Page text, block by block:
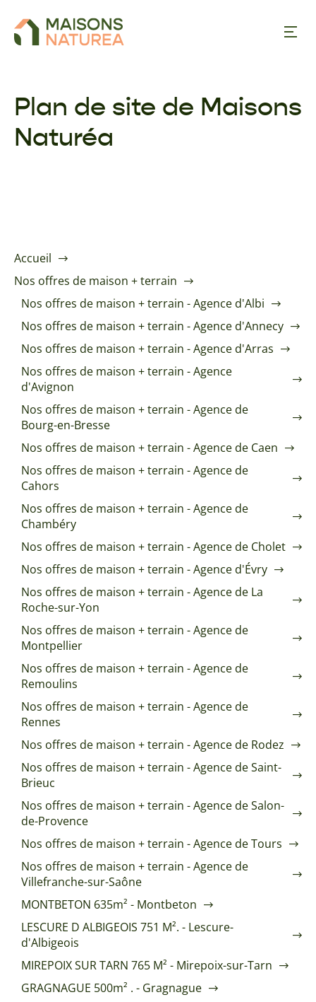
Nos réalisations
Trouver une agence
Contact
Plan de site de Maisons
Naturéa
Accueil
Nos offres de maison + terrain
Nos offres de maison + terrain - Agence d'Albi
Nos offres de maison + terrain - Agence d'Annecy
Nos offres de maison + terrain - Agence d'Arras
Nos offres de maison + terrain - Agence
d'Avignon
Nos offres de maison + terrain - Agence de
Bourg-en-Bresse
Nos offres de maison + terrain - Agence de Caen
Nos offres de maison + terrain - Agence de
Cahors
Nos offres de maison + terrain - Agence de
Chambéry
Nos offres de maison + terrain - Agence de Cholet
Nos offres de maison + terrain - Agence d'Évry
Nos offres de maison + terrain - Agence de La
Roche-sur-Yon
Nos offres de maison + terrain - Agence de
Montpellier
Nos offres de maison + terrain - Agence de
Remoulins
Nos offres de maison + terrain - Agence de
Rennes
Nos offres de maison + terrain - Agence de Rodez
Nos offres de maison + terrain - Agence de Saint-
Brieuc
Nos offres de maison + terrain - Agence de Salon-
de-Provence
Nos offres de maison + terrain - Agence de Tours
Nos offres de maison + terrain - Agence de
Villefranche-sur-Saône
MONTBETON 635m² - Montbeton
LESCURE D ALBIGEOIS 751 M². - Lescure-
d'Albigeois
MIREPOIX SUR TARN 765 M² - Mirepoix-sur-Tarn
GRAGNAGUE 500m² . - Gragnague